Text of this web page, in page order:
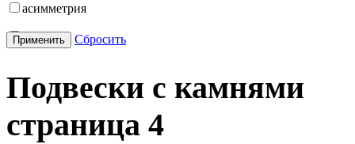
асимметрия
бабочка
башня
бесконечность
Применить Сбросить
Подвески с камнями
страница 4